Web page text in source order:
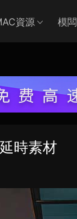
資源 模闆
時素材